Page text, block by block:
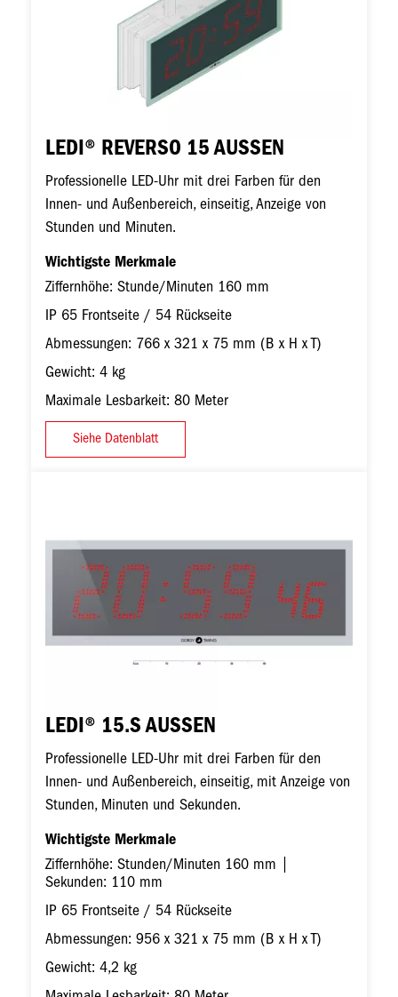
LEDI® REVERSO 15 AUSSEN
Professionelle LED-Uhr mit drei Farben für den
Innen- und Außenbereich, einseitig, Anzeige von
Stunden und Minuten.
Wichtigste Merkmale
Ziffernhöhe: Stunde/Minuten 160 mm
IP 65 Frontseite / 54 Rückseite
Abmessungen: 766 x 321 x 75 mm (B x H x T)
Gewicht: 4 kg
Maximale Lesbarkeit: 80 Meter
Siehe Datenblatt
LEDI® 15.S AUSSEN
Professionelle LED-Uhr mit drei Farben für den
Innen- und Außenbereich, einseitig, mit Anzeige von
Stunden, Minuten und Sekunden.
Wichtigste Merkmale
Ziffernhöhe: Stunden/Minuten 160 mm |
Sekunden: 110 mm
IP 65 Frontseite / 54 Rückseite
Abmessungen: 956 x 321 x 75 mm (B x H x T)
Gewicht: 4,2 kg